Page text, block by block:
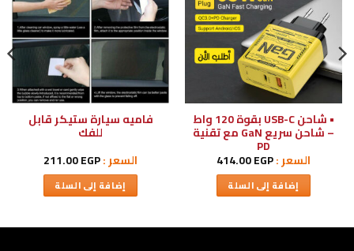
• شاحن USB-C بقوة 120 واط
– شاحن سريع GaN مع تقنية
PD
السعر : 414.00EGP
إضافة إلى السلة
فاميه سيارة ستيكر قابل
للفك
السعر :
211.00EGP
إضافة إلى السلة